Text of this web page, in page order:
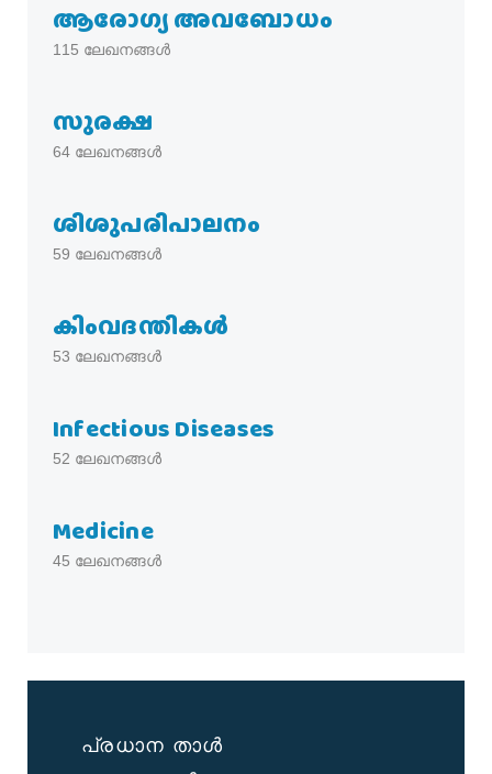
ആരോഗ്യ അവബോധം
115 ലേഖനങ്ങൾ
സുരക്ഷ
64 ലേഖനങ്ങൾ
ശിശുപരിപാലനം
59 ലേഖനങ്ങൾ
കിംവദന്തികൾ
53 ലേഖനങ്ങൾ
Infectious Diseases
52 ലേഖനങ്ങൾ
Medicine
45 ലേഖനങ്ങൾ
പ്രധാന താൾ